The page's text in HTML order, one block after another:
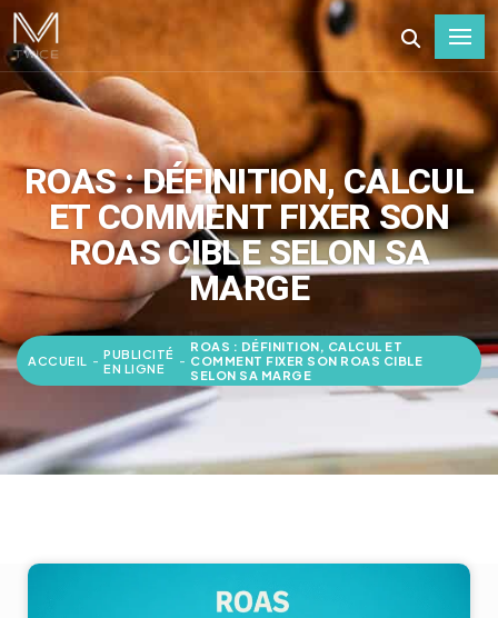
ROAS : DÉFINITION, CALCUL
ET COMMENT FIXER SON
ROAS CIBLE SELON SA
MARGE
ACCUEIL - PUBLICITÉ
EN LIGNE
-
ROAS : DÉFINITION, CALCUL ET
COMMENT FIXER SON ROAS CIBLE
SELON SA MARGE